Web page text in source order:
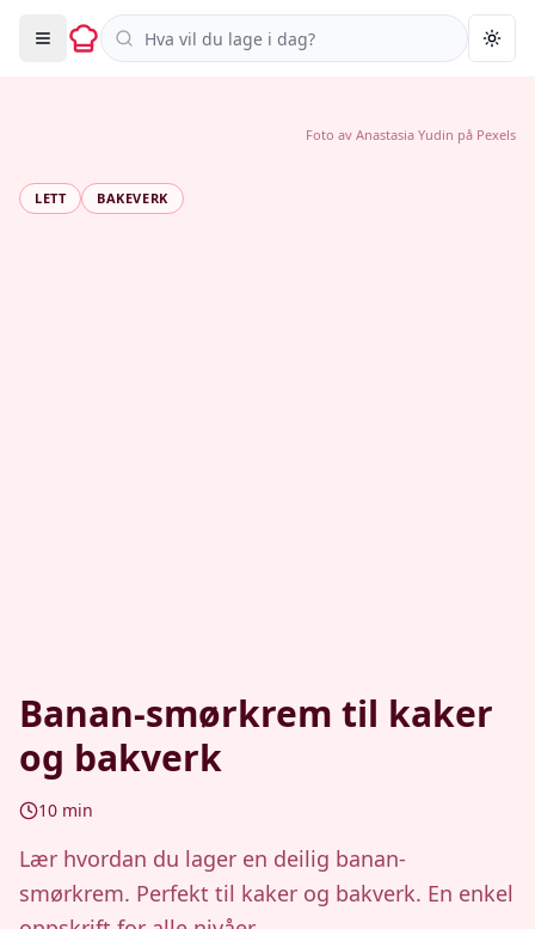
Søk i oppskrifter
LETT BAKEVERK
Banan-smørkrem til kaker
og bakverk
10 min
Lær hvordan du lager en deilig banan-
smørkrem. Perfekt til kaker og bakverk. En enkel
Foto av Anastasia Yudin på Pexels